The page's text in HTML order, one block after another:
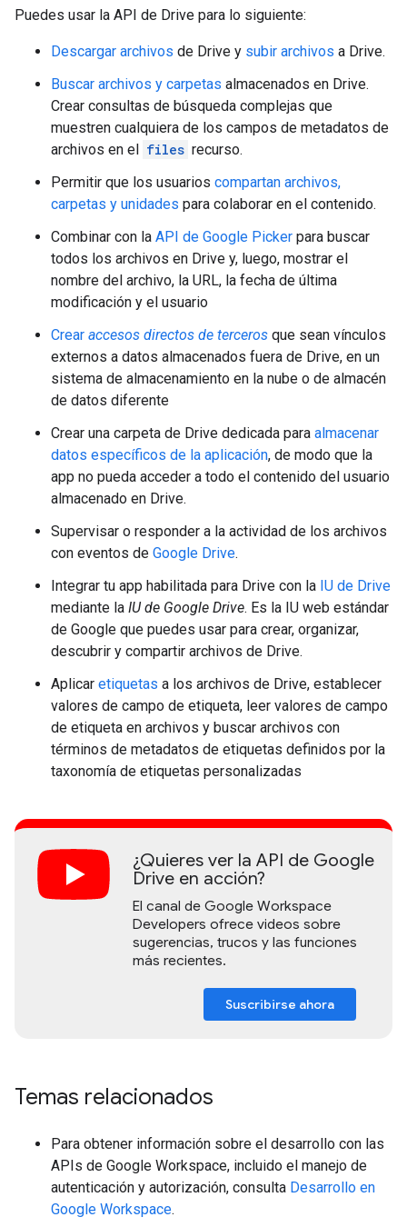
Puedes usar la API de Drive para lo siguiente:
Descargar archivos de Drive y subir archivos a Drive.
Buscar archivos y carpetas almacenados en Drive.
Crear consultas de búsqueda complejas que
muestren cualquiera de los campos de metadatos de
archivos en el
files recurso.
Permitir que los usuarios compartan archivos,
carpetas y unidades para colaborar en el contenido.
Combinar con la API de Google Picker para buscar
todos los archivos en Drive y, luego, mostrar el
nombre del archivo, la URL, la fecha de última
modificación y el usuario
Crear accesos directos de terceros que sean vínculos
externos a datos almacenados fuera de Drive, en un
sistema de almacenamiento en la nube o de almacén
de datos diferente
Crear una carpeta de Drive dedicada para almacenar
datos específicos de la aplicación, de modo que la
app no pueda acceder a todo el contenido del usuario
almacenado en Drive.
Supervisar o responder a la actividad de los archivos
con eventos de Google Drive.
Integrar tu app habilitada para Drive con la IU de Drive
mediante la IU de Google Drive. Es la IU web estándar
de Google que puedes usar para crear, organizar,
descubrir y compartir archivos de Drive.
Aplicar etiquetas a los archivos de Drive, establecer
valores de campo de etiqueta, leer valores de campo
de etiqueta en archivos y buscar archivos con
términos de metadatos de etiquetas definidos por la
taxonomía de etiquetas personalizadas
¿Quieres ver la API de Google
Drive en acción?
El canal de Google Workspace
Developers ofrece videos sobre
sugerencias, trucos y las funciones
más recientes.
Suscribirse ahora
Temas relacionados
Para obtener información sobre el desarrollo con las
APIs de Google Workspace, incluido el manejo de
autenticación y autorización, consulta Desarrollo en
Google Workspace.